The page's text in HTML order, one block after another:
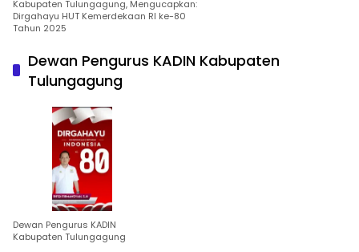
Kabupaten Tulungagung, Mengucapkan:
Dirgahayu HUT Kemerdekaan RI ke-80
Tahun 2025
Dewan Pengurus KADIN Kabupaten
Tulungagung
Dewan Pengurus KADIN
Kabupaten Tulungagung